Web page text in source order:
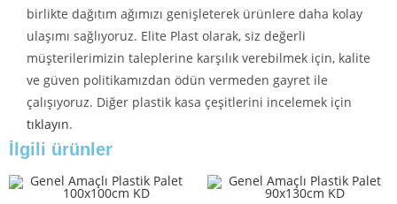
birlikte dağıtım ağımızı genişleterek ürünlere daha kolay
ulaşımı sağlıyoruz. Elite Plast olarak, siz değerli
müşterilerimizin taleplerine karşılık verebilmek için, kalite
ve güven politikamızdan ödün vermeden gayret ile
çalışıyoruz. Diğer plastik kasa çeşitlerini incelemek için
tıklayın.
İlgili ürünler